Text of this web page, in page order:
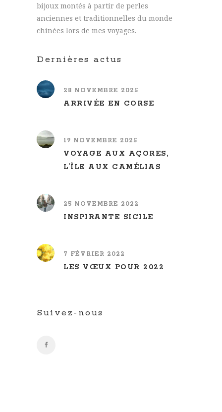
bijoux montés à partir de perles
anciennes et traditionnelles du monde
chinées lors de mes voyages.
Dernières actus
28 NOVEMBRE 2025
ARRIVÉE EN CORSE
19 NOVEMBRE 2025
VOYAGE AUX AÇORES,
L’ÎLE AUX CAMÉLIAS
25 NOVEMBRE 2022
INSPIRANTE SICILE
7 FÉVRIER 2022
LES VŒUX POUR 2022
Suivez-nous